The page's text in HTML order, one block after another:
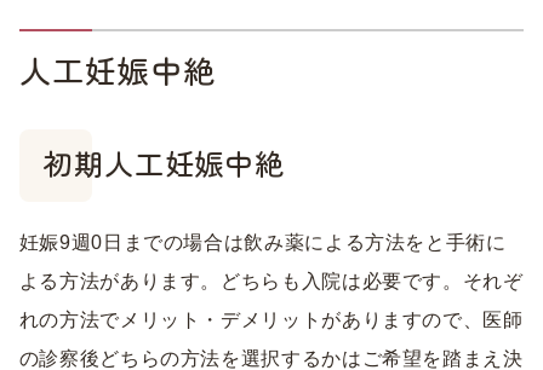
人工妊娠中絶
初期人工妊娠中絶
妊娠9週0日までの場合は飲み薬による方法をと手術に
よる方法があります。どちらも入院は必要です。それぞ
れの方法でメリット・デメリットがありますので、医師
の診察後どちらの方法を選択するかはご希望を踏まえ決